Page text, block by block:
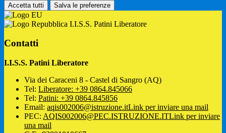
Accetta tutti Salva le preferenze
I.I.S.S. Patini Liberatore
Contatti
I.I.S.S. Patini Liberatore
Via dei Caraceni 8 - Castel di Sangro (AQ)
Tel: Liberatore: +39 0864.845066
Tel: Patini: +39 0864.845856
Email: aqis002006@istruzione.itLink per inviare una mail
PEC: AQIS002006@PEC.ISTRUZIONE.ITLink per inviare
una mail